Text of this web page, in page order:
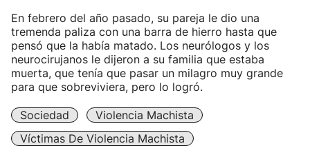
En febrero del año pasado, su pareja le dio una
tremenda paliza con una barra de hierro hasta que
pensó que la había matado. Los neurólogos y los
neurocirujanos le dijeron a su familia que estaba
muerta, que tenía que pasar un milagro muy grande
para que sobreviviera, pero lo logró.
Sociedad
Violencia Machista
Víctimas De Violencia Machista